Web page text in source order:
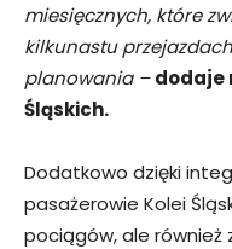
miesięcznych, które
kilkunastu
planowania –dodaje
Śląskich.
Dodatkowo dzięki
pasażerowie Kolei
pociągów, ale również